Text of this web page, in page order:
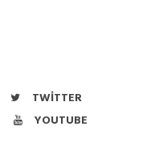
TWITTER
YOUTUBE